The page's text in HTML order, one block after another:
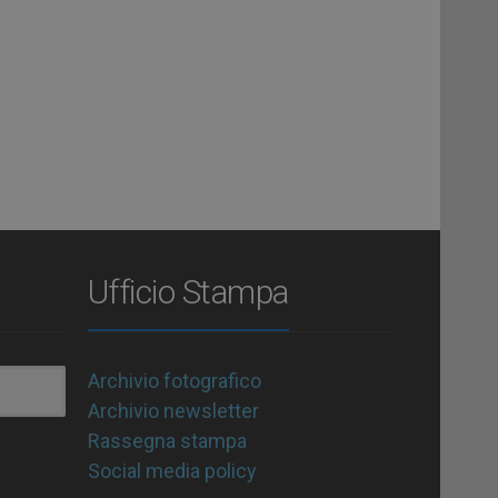
Ufficio Stampa
Archivio fotografico
Archivio newsletter
Rassegna stampa
Social media policy